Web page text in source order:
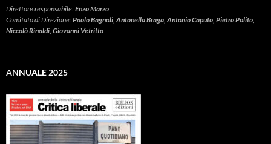
Direttore responsabile:Enzo Marzo
Comitato di Direzione:Paolo Bagnoli, Antonella Braga, Antonio Caputo, Pietro Polito,
Niccolò Rinaldi, Giovanni Vetritto
ANNUALE 2025